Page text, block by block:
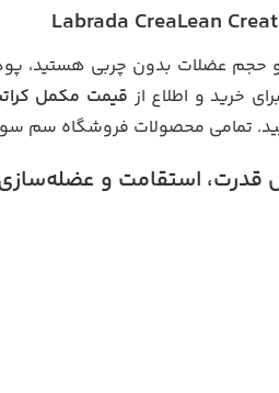
حجم عضلات بدون چربی هستید،
خرید و اطلاع از قیمت مکمل
تمامی محصولات فروشگاه سم
قدرت، استقامت و